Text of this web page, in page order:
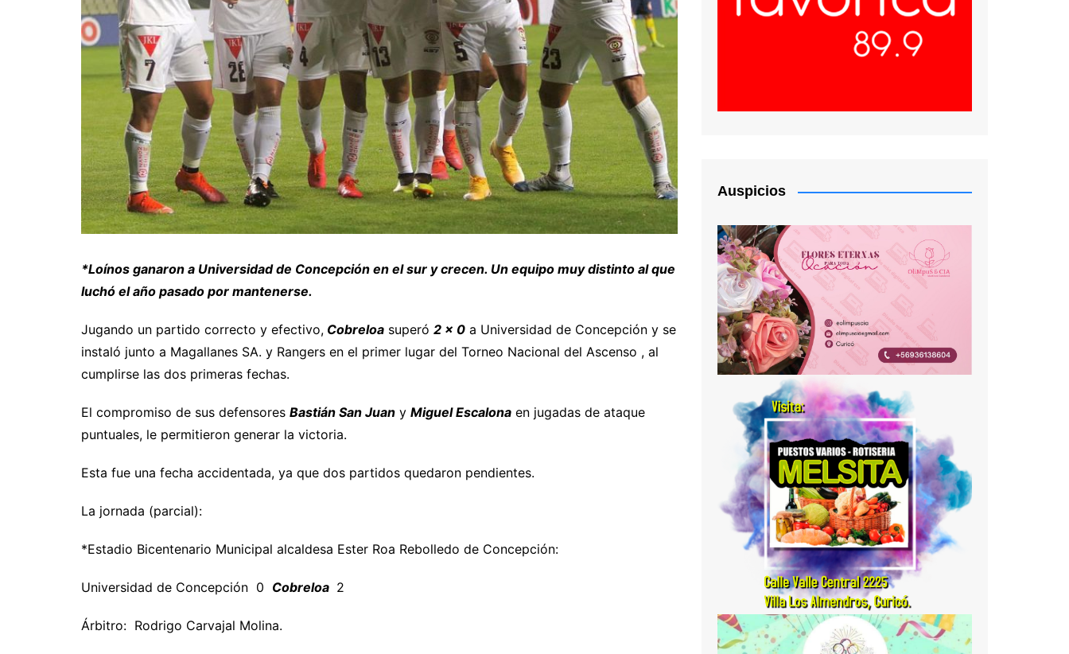
*Loínos ganaron a Universidad de Concepción en el sur y crecen. Un equipo muy distinto al que
luchó el año pasado por mantenerse.
Jugando un partido correcto y efectivo, Cobreloa superó 2 x 0 a Universidad de Concepción y se
instaló junto a Magallanes SA. y Rangers en el primer lugar del Torneo Nacional del Ascenso , al
cumplirse las dos primeras fechas.
El compromiso de sus defensores Bastián San Juan y Miguel Escalona en jugadas de ataque
puntuales, le permitieron generar la victoria.
Esta fue una fecha accidentada, ya que dos partidos quedaron pendientes.
La jornada (parcial):
*Estadio Bicentenario Municipal alcaldesa Ester Roa Rebolledo de Concepción:
Universidad de Concepción 0 Cobreloa 2
Árbitro: Rodrigo Carvajal Molina.
Auspicios